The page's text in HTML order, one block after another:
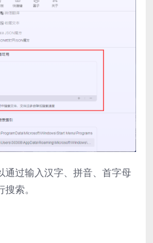
通过输入汉字、拼音、首字母
索。